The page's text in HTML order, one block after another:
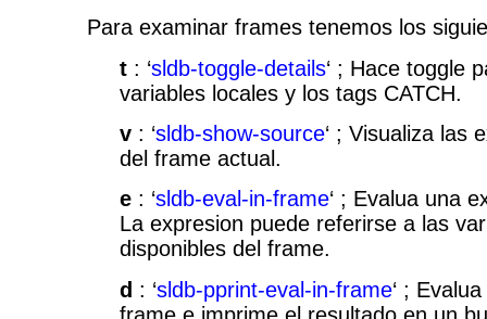
Para examinar frames tenemos los
t : ‘sldb-toggle-details‘ ; Hace toggle
variables locales y los tags CATCH.
v : ‘sldb-show-source‘ ; Visualiza las
del frame actual.
e : ‘sldb-eval-in-frame‘ ; Evalua una
La expresion puede referirse a las
disponibles del frame.
d : ‘sldb-pprint-eval-in-frame‘ ;